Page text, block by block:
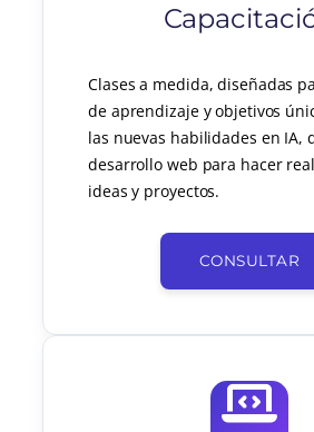
Clases a medida, diseñadas
de aprendizaje y objetivos
las nuevas habilidades en IA,
desarrollo web para hacer
ideas y proyectos.
CONSULTAR